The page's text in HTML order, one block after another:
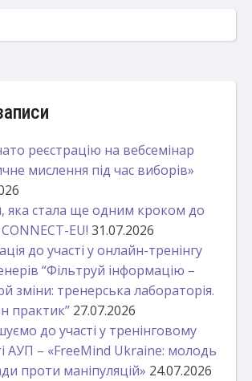
реєстрацію на вебсемінар
мислення під час виборів»
яка стала ще одним кроком до
EU! 31.07.2026
до участі у онлайн-тренінгу
“Фільтруй інформацію –
зміни: тренерська лабораторія.
практик” 27.07.2026
до участі у тренінговому
АУП – «FreeMind Ukraine: молодь
проти маніпуляцій» 24.07.2026